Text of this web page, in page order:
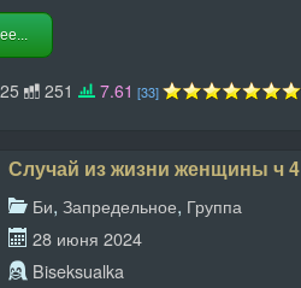
251 7.61 [33]
Случай из жизни женщины ч 4
Би, Запредельное, Группа
28 июня 2024
Biseksualka